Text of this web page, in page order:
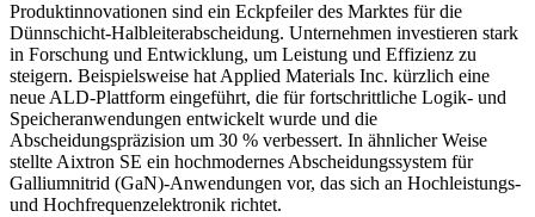
Produktinnovationen sind ein Eckpfeiler des Marktes für die
Dünnschicht-Halbleiterabscheidung. Unternehmen investieren stark
in Forschung und Entwicklung, um Leistung und Effizienz zu
steigern. Beispielsweise hat Applied Materials Inc. kürzlich eine
neue ALD-Plattform eingeführt, die für fortschrittliche Logik- und
Speicheranwendungen entwickelt wurde und die
Abscheidungspräzision um 30 % verbessert. In ähnlicher Weise
stellte Aixtron SE ein hochmodernes Abscheidungssystem für
Galliumnitrid (GaN)-Anwendungen vor, das sich an Hochleistungs-
und Hochfrequenzelektronik richtet.